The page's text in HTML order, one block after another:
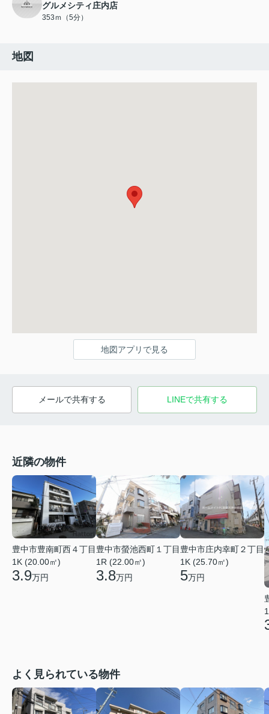
グルメシティ庄内店
353ｍ（5分）
地図
地図アプリで見る
メールで共有する LINEで共有する
近隣の物件
豊中市豊南町西４丁目
1K (20.00㎡)
3.9万円
豊中市螢池西町１丁目
1R (22.00㎡)
3.8万円
豊中市庄内幸町２丁目
1K (25.70㎡)
5万円
よく見られている物件